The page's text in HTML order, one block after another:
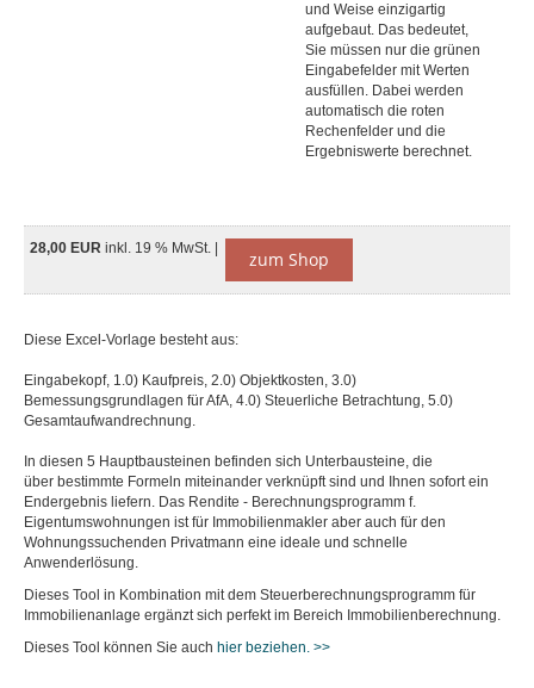
und Weise einzigartig
aufgebaut. Das bedeutet,
Sie müssen nur die grünen
Eingabefelder mit Werten
ausfüllen. Dabei werden
automatisch die roten
Rechenfelder und die
Ergebniswerte berechnet.
28,00 EUR inkl. 19 % MwSt. | zum Shop
Diese Excel-Vorlage besteht aus:
Eingabekopf, 1.0) Kaufpreis, 2.0) Objektkosten, 3.0)
Bemessungsgrundlagen für AfA, 4.0) Steuerliche Betrachtung, 5.0)
Gesamtaufwandrechnung.
In diesen 5 Hauptbausteinen befinden sich Unterbausteine, die
über bestimmte Formeln miteinander verknüpft sind und Ihnen sofort ein
Endergebnis liefern. Das Rendite - Berechnungsprogramm f.
Eigentumswohnungen ist für Immobilienmakler aber auch für den
Wohnungssuchenden Privatmann eine ideale und schnelle
Anwenderlösung.
Dieses Tool in Kombination mit dem Steuerberechnungsprogramm für
Immobilienanlage ergänzt sich perfekt im Bereich Immobilienberechnung.
Dieses Tool können Sie auch hier beziehen. >>